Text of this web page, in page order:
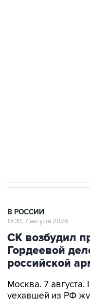
В РОССИИ
19:39, 7 августа 2026
СК возбудил
Гордеевой
российской
Москва. 7 августа.
уехавшей из РФ